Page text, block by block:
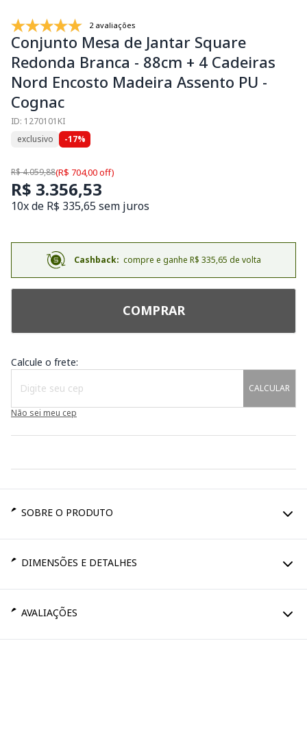
2 avaliações
Conjunto Mesa de Jantar Square
Redonda Branca - 88cm + 4 Cadeiras
Nord Encosto Madeira Assento PU -
Cognac
ID: 1270101KI
exclusivo
-17%
R$ 4.059,88(R$ 704,00 off)
R$ 3.356,53
10x de R$ 335,65 sem juros
Cashback: compre e ganhe R$ 335,65 de volta
COMPRAR
Calcule o frete:
CALCULAR
Não sei meu cep
SOBRE O PRODUTO
DIMENSÕES E DETALHES
AVALIAÇÕES